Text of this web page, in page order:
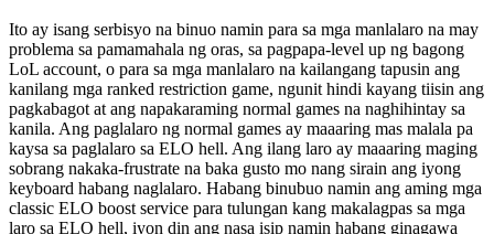
Ito ay isang serbisyo na binuo namin para sa mga manlalaro na may
problema sa pamamahala ng oras, sa pagpapa-level up ng bagong
LoL account, o para sa mga manlalaro na kailangang tapusin ang
kanilang mga ranked restriction game, ngunit hindi kayang tiisin ang
pagkabagot at ang napakaraming normal games na naghihintay sa
kanila. Ang paglalaro ng normal games ay maaaring mas malala pa
kaysa sa paglalaro sa ELO hell. Ang ilang laro ay maaaring maging
sobrang nakaka-frustrate na baka gusto mo nang sirain ang iyong
keyboard habang naglalaro. Habang binubuo namin ang aming mga
classic ELO boost service para tulungan kang makalagpas sa mga
laro sa ELO hell, iyon din ang nasa isip namin habang ginagawa